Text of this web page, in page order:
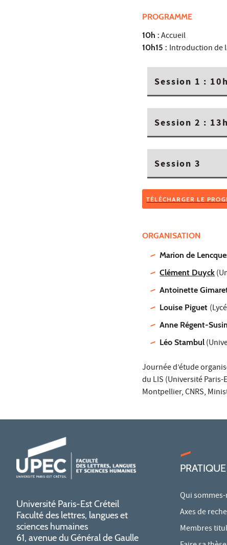
PROGRAMME
10h : Accueil
10h15 : Introduction de
Session 1 :
Session 2 :
Session 3
TÉLÉCHARGER LE
ORGANISATION
Marion de
Clément Duyck
Antoinette
Louise Piguet
Anne Régent-
Léo Stambul
Journée d’étude
du LIS (Université Paris-
Montpellier, CNRS,
Université Paris-Est Créteil
Faculté des lettres, langues et
sciences humaines
61, avenue du Général de Gaulle
PRATIQUE
Qui
Axes de
Membres